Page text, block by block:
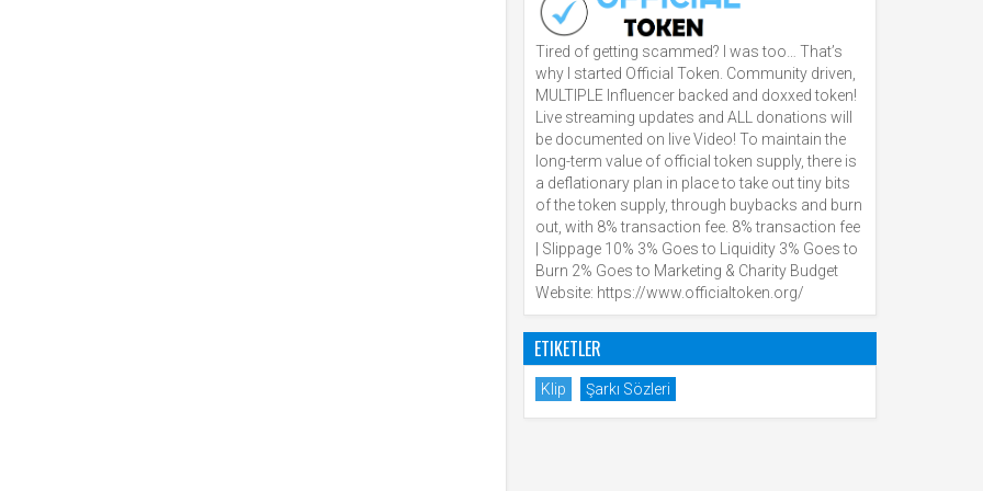
Tired of getting scammed? I was too… That’s
why I started Official Token. Community driven,
MULTIPLE Influencer backed and doxxed token!
Live streaming updates and ALL donations will
be documented on live Video! To maintain the
long-term value of official token supply, there is
a deflationary plan in place to take out tiny bits
of the token supply, through buybacks and burn
out, with 8% transaction fee. 8% transaction fee
| Slippage 10% 3% Goes to Liquidity 3% Goes to
Burn 2% Goes to Marketing & Charity Budget
Website: https://www.officialtoken.org/
ETIKETLER
Klip Şarkı Sözleri